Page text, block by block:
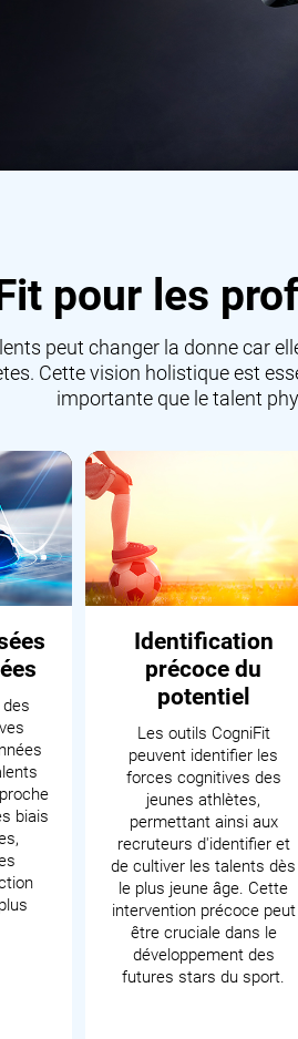
pour les
peut changer la donne car
Cette vision holistique est
importante que le talent
biais
Identification
précoce du
potentiel
Les outils CogniFit
peuvent identifier les
forces cognitives des
jeunes athlètes,
permettant ainsi aux
recruteurs d'identifier et
de cultiver les talents dès
le plus jeune âge. Cette
intervention précoce peut
être cruciale dans le
développement des
futures stars du sport.